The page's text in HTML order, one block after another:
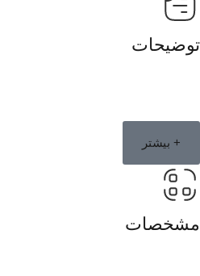
توضیحات
+ بیشتر
مشخصات